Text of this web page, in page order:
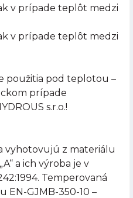
v prípade teplôt medzi
v prípade teplôt medzi
použitia pod teplotou –
prípade
s.r.o.!
vyhotovujú z materiálu
a ich výroba je v
Temperovaná
EN-GJMB-350-10 –